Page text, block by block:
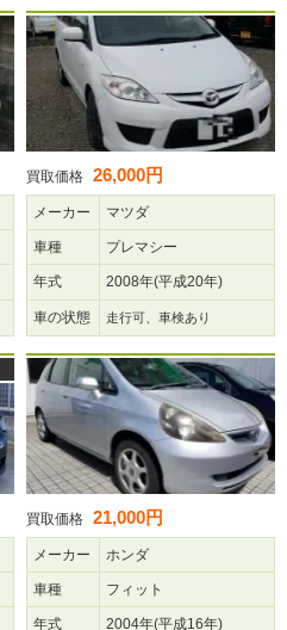
買取価格 26,000円
メーカー マツダ
車種 プレマシー
年式 2008年(平成20年)
車の状態 走行可、車検あり
買取価格 21,000円
メーカー ホンダ
車種 フィット
年式 2004年(平成16年)